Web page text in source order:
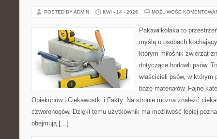
POSTED BY ADMIN KWI - 14 - 2026 MOŻLIWOŚĆ
Pakawilkolaka to
myślą o osobach
którym miłośnik zwierząt
dotyczące hodowli psów.
właścicieli psów, w którym
bazę materiałów. Fajne
Opiekunów i Ciekawostki i Fakty. Na stronie można znaleźć
czworonogów. Dzięki temu użytkownik ma możliwość lepiej
obejmują […]